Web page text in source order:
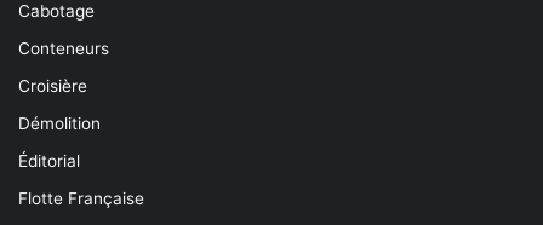
Cabotage
Conteneurs
Croisière
Démolition
Éditorial
Flotte Française